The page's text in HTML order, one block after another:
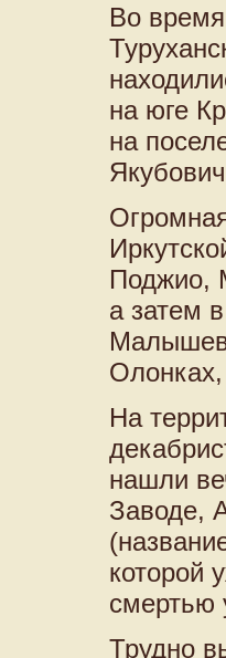
Во
на юге
на
Поджио,
а затем
На
нашли
Заводе,
которой
смертью
Трудно